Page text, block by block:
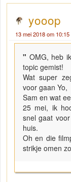
yooop
13 mei 2018 om 10:15
" OMG, heb
topic gemist!
Wat super
voor gaan Yo,
Sam en wat
25 mei, ik
snel gaat
huis.
Oh en die
strikje omen